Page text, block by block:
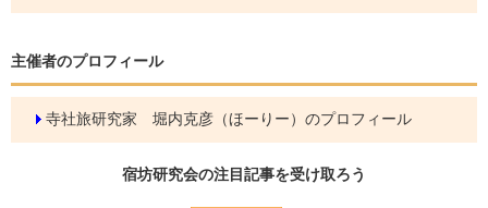
主催者のプロフィール
寺社旅研究家 堀内克彦（ほーりー）のプロフィール
宿坊研究会の注目記事を受け取ろう